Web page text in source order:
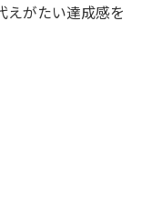
えがたい達成感を